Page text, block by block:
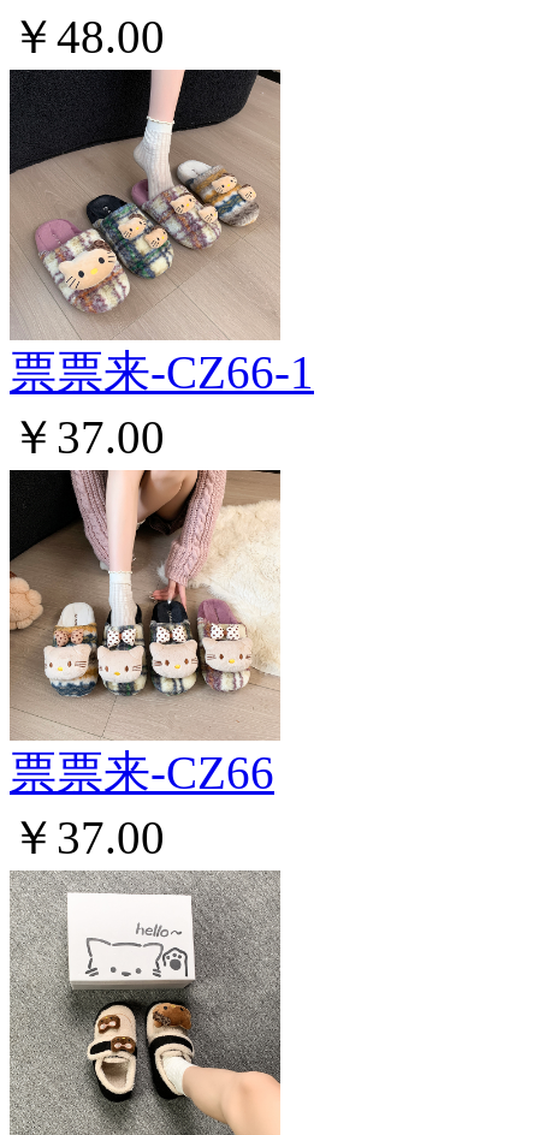
￥48.00
票票来-CZ66-1
￥37.00
票票来-CZ66
￥37.00